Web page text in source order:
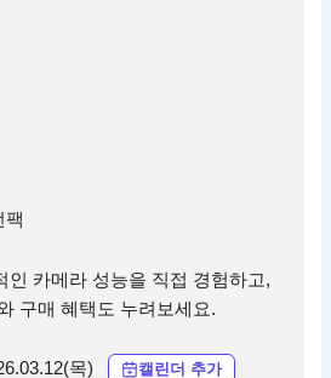
팩
인 카메라 성능을 직접 경험하고,
구매 혜택도 누려보세요.
목) 캘린더 추가